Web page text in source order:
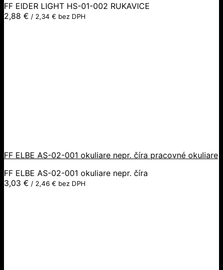
FF EIDER LIGHT HS-01-002 RUKAVICE
2,88 € / 2,34 € bez DPH
FF ELBE AS-02-001 okuliare nepr. číra pracovné okuliare
FF ELBE AS-02-001 okuliare nepr. číra
3,03 € / 2,46 € bez DPH